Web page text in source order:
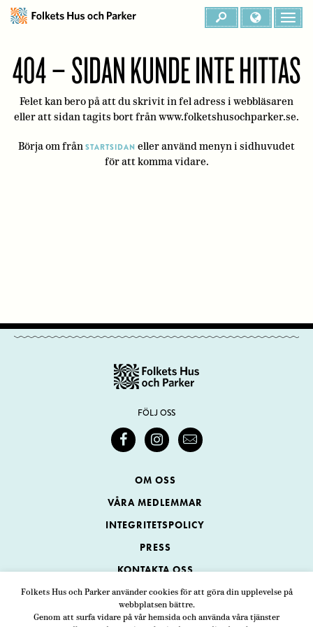
Folkets Hus och Parker använder cookies för att göra din upplevelse på
webbplatsen bättre.
Genom att surfa vidare på vår hemsida och använda våra tjänster
404 – SIDAN KUNDE INTE HITTAS
Felet kan bero på att du skrivit in fel adress i webbläsaren
eller att sidan tagits bort från www.folketshusochparker.se.
Börja om från STARTSIDAN eller använd menyn i sidhuvudet
för att komma vidare.
FÖLJ OSS
OM OSS
VÅRA MEDLEMMAR
INTEGRITETSPOLICY
PRESS
KONTAKTA OSS
Folkets Hus och Parker